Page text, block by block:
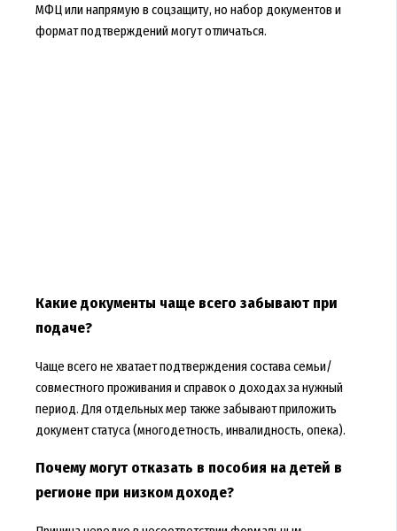
МФЦ или напрямую в соцзащиту, но набор документов и
формат подтверждений могут отличаться.
Какие документы чаще всего забывают при
подаче?
Чаще всего не хватает подтверждения состава семьи/
совместного проживания и справок о доходах за нужный
период. Для отдельных мер также забывают приложить
документ статуса (многодетность, инвалидность, опека).
Почему могут отказать в пособия на детей в
регионе при низком доходе?